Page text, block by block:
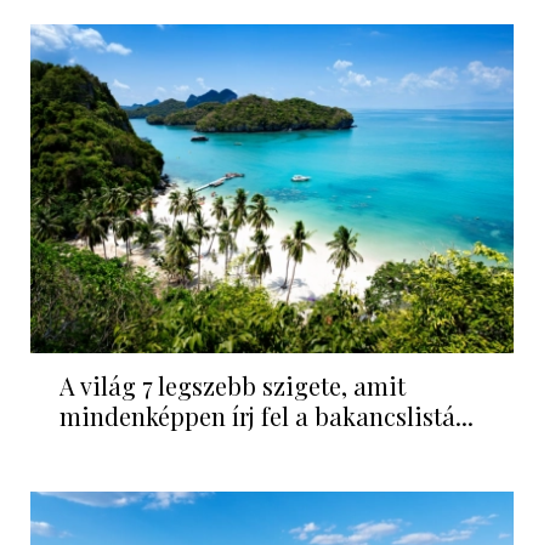
A világ 7 legszebb szigete, amit
mindenképpen írj fel a bakancslistá...